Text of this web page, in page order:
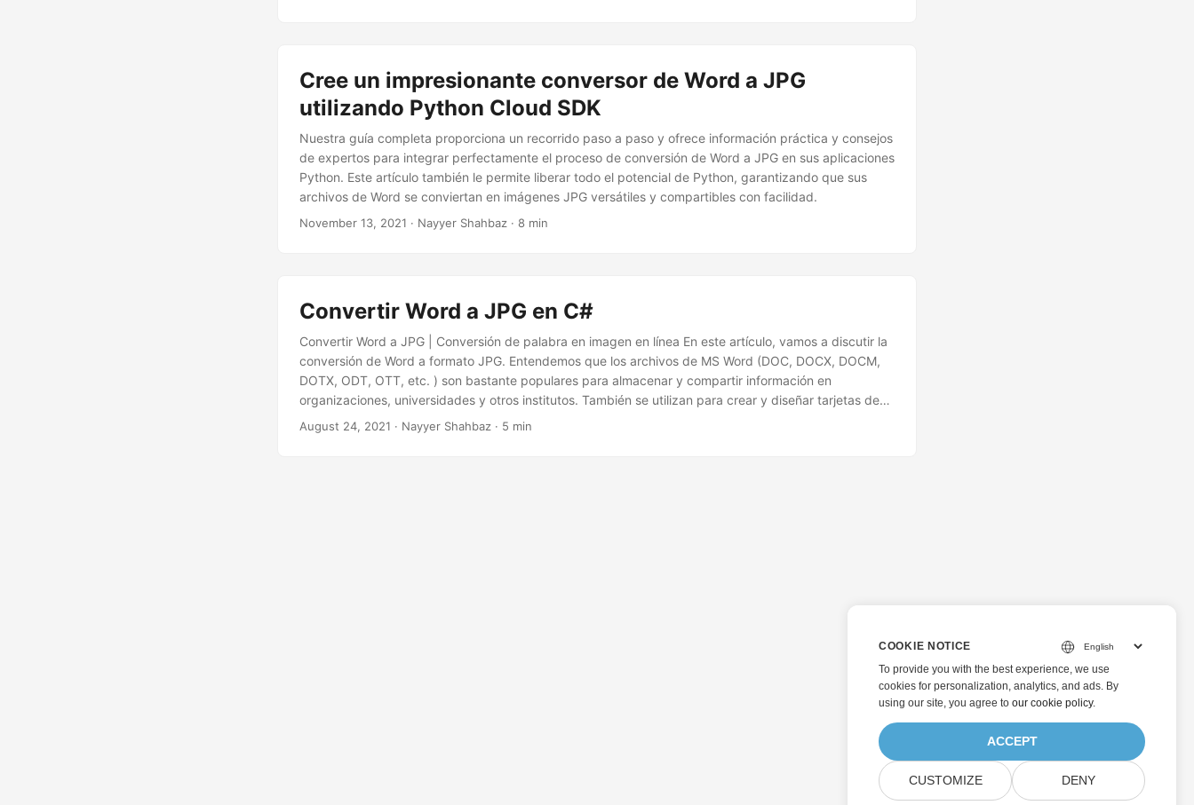
Cree un impresionante conversor de Word a JPG
utilizando Python Cloud SDK
Nuestra guía completa proporciona un recorrido paso a paso y ofrece información práctica y consejos
de expertos para integrar perfectamente el proceso de conversión de Word a JPG en sus aplicaciones
Python. Este artículo también le permite liberar todo el potencial de Python, garantizando que sus
archivos de Word se conviertan en imágenes JPG versátiles y compartibles con facilidad.
November 13, 2021 · Nayyer Shahbaz · 8 min
Convertir Word a JPG en C#
Convertir Word a JPG | Conversión de palabra en imagen en línea En este artículo, vamos a discutir la
conversión de Word a formato JPG. Entendemos que los archivos de MS Word (DOC, DOCX, DOCM,
DOTX, ODT, OTT, etc. ) son bastante populares para almacenar y compartir información en
organizaciones, universidades y otros institutos. También se utilizan para crear y diseñar tarjetas de
presentación, folletos, nuevas cartas y muchos más artículos.
August 24, 2021 · Nayyer Shahbaz · 5 min
COOKIE NOTICE
To provide you with the best experience, we use
cookies for personalization, analytics, and ads. By
using our site, you agree to our cookie policy.
ACCEPT
CUSTOMIZE DENY